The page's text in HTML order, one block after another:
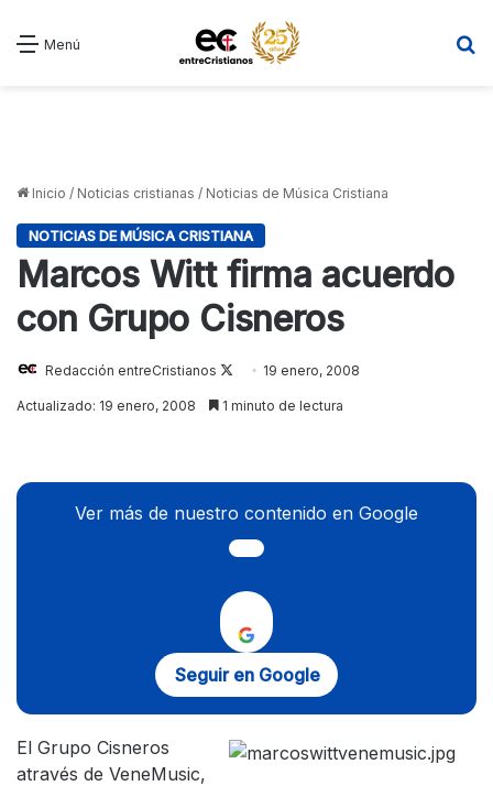
Menú
Inicio / Noticias cristianas / Noticias de Música Cristiana
NOTICIAS DE MÚSICA CRISTIANA
Marcos Witt firma acuerdo
con Grupo Cisneros
Redacción entreCristianos
Follow
on
19 enero, 2008
Actualizado: 19 enero, 2008 1 minuto de lectura
Ver más de nuestro contenido en Google
Seguir en Google
El Grupo Cisneros
através de VeneMusic,